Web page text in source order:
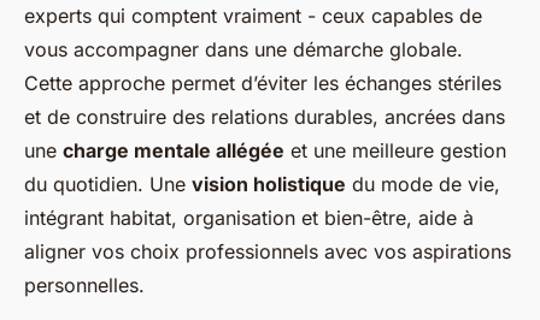
experts qui comptent vraiment - ceux capables de
vous accompagner dans une démarche globale.
Cette approche permet d’éviter les échanges stériles
et de construire des relations durables, ancrées dans
une charge mentale allégée et une meilleure gestion
du quotidien. Une vision holistique du mode de vie,
intégrant habitat, organisation et bien-être, aide à
aligner vos choix professionnels avec vos aspirations
personnelles.